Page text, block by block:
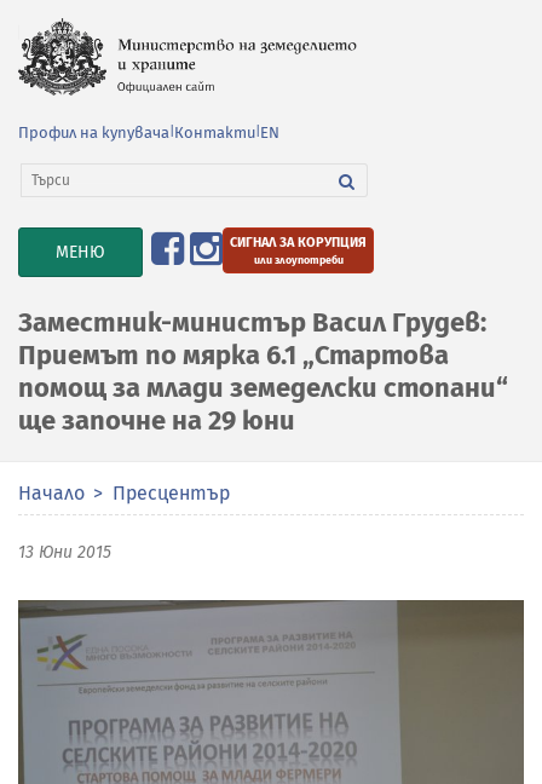
Профил на купувача Контакти EN
TOGGLE
NAVIGATION
МЕНЮ СИГНАЛ ЗА КОРУПЦИЯ
или злоупотреби
Заместник-министър Васил Грудев:
Приемът по мярка 6.1 „Стартова
помощ за млади земеделски стопани“
ще започне на 29 юни
Начало Пресцентър
13 Юни 2015